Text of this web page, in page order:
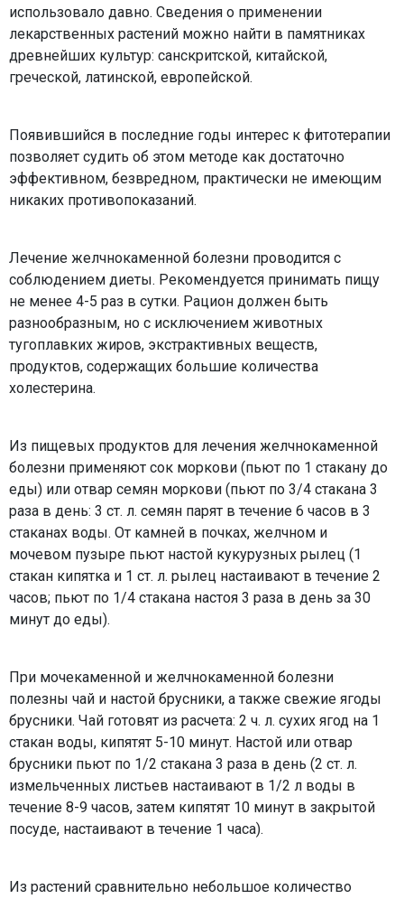
использовало давно. Сведения о применении
лекарственных растений можно найти в памятниках
древнейших культур: санскритской, китайской,
греческой, латинской, европейской.
Появившийся в последние годы интерес к фитотерапии
позволяет судить об этом методе как достаточно
эффективном, безвредном, практически не имеющим
никаких противопоказаний.
Лечение желчнокаменной болезни проводится с
соблюдением диеты. Рекомендуется принимать пищу
не менее 4-5 раз в сутки. Рацион должен быть
разнообразным, но с исключением животных
тугоплавких жиров, экстрактивных веществ,
продуктов, содержащих большие количества
холестерина.
Из пищевых продуктов для лечения желчнокаменной
болезни применяют сок моркови (пьют по 1 стакану до
еды) или отвар семян моркови (пьют по 3/4 стакана 3
раза в день: 3 ст. л. семян парят в течение 6 часов в 3
стаканах воды. От камней в почках, желчном и
мочевом пузыре пьют настой кукурузных рылец (1
стакан кипятка и 1 ст. л. рылец настаивают в течение 2
часов; пьют по 1/4 стакана настоя 3 раза в день за 30
минут до еды).
При мочекаменной и желчнокаменной болезни
полезны чай и настой брусники, а также свежие ягоды
брусники. Чай готовят из расчета: 2 ч. л. сухих ягод на 1
стакан воды, кипятят 5-10 минут. Настой или отвар
брусники пьют по 1/2 стакана 3 раза в день (2 ст. л.
измельченных листьев настаивают в 1/2 л воды в
течение 8-9 часов, затем кипятят 10 минут в закрытой
посуде, настаивают в течение 1 часа).
Из растений сравнительно небольшое количество